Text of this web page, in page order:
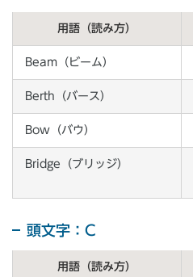
用語（読み方）
Beam（ビーム）
Berth（バース）
Bow（バウ）
Bridge（ブリッジ）
頭文字：C
用語（読み方）